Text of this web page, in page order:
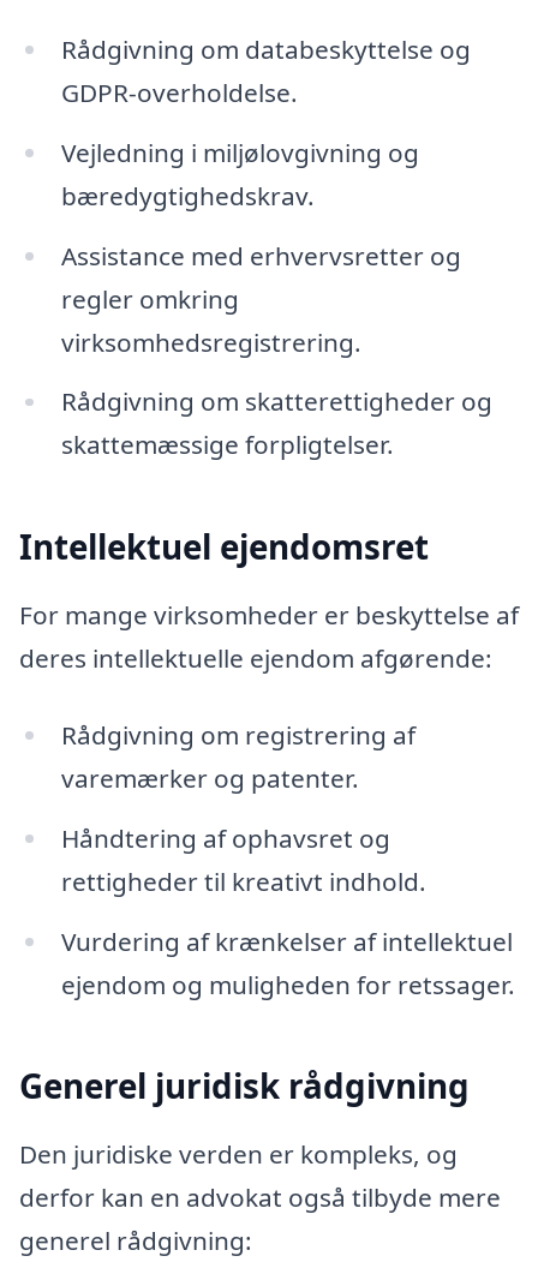
Rådgivning om databeskyttelse og
GDPR-overholdelse.
Vejledning i miljølovgivning og
bæredygtighedskrav.
Assistance med erhvervsretter og
regler omkring
virksomhedsregistrering.
Rådgivning om skatterettigheder og
skattemæssige forpligtelser.
Intellektuel ejendomsret
For mange virksomheder er beskyttelse af
deres intellektuelle ejendom afgørende:
Rådgivning om registrering af
varemærker og patenter.
Håndtering af ophavsret og
rettigheder til kreativt indhold.
Vurdering af krænkelser af intellektuel
ejendom og muligheden for retssager.
Generel juridisk rådgivning
Den juridiske verden er kompleks, og
derfor kan en advokat også tilbyde mere
generel rådgivning: